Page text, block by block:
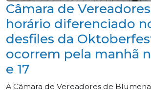
Câmara de
horário diferenciado
desfiles da
ocorrem pela manhã
e 17
A Câmara de Vereadores de